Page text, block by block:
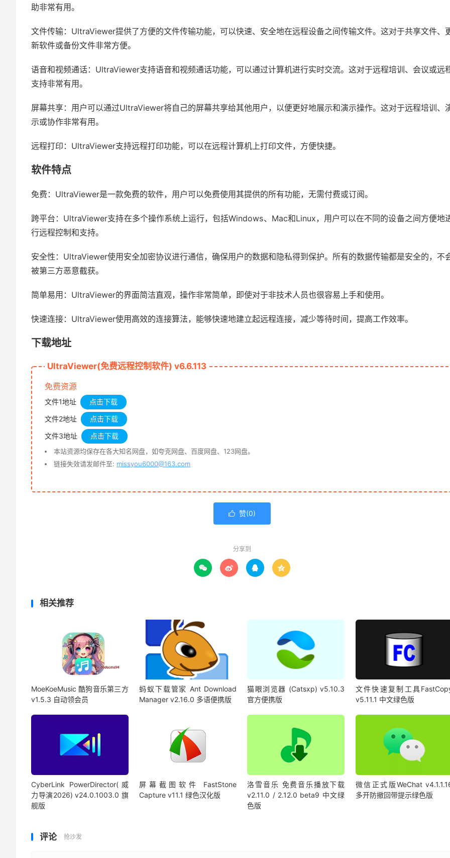
助非常有用。
文件传输：UltraViewer提供了方便的文件传输功能，可以快速、安全地在远程设备之间传输文件。这对于共享文件、
新软件或备份文件非常方便。
语音和视频通话：UltraViewer支持语音和视频通话功能，可以通过计算机进行实时交流。这对于远程培训、会议或远
支持非常有用。
屏幕共享：用户可以通过UltraViewer将自己的屏幕共享给其他用户，以便更好地展示和演示操作。这对于远程培训、
示或协作非常有用。
远程打印：UltraViewer支持远程打印功能，可以在远程计算机上打印文件，方便快捷。
软件特点
免费：UltraViewer是一款免费的软件，用户可以免费使用其提供的所有功能，无需付费或订阅。
跨平台：UltraViewer支持在多个操作系统上运行，包括Windows、Mac和Linux，用户可以在不同的设备之间方便地
行远程控制和支持。
安全性：UltraViewer使用安全加密协议进行通信，确保用户的数据和隐私得到保护。所有的数据传输都是安全的，不
被第三方恶意截获。
简单易用：UltraViewer的界面简洁直观，操作非常简单，即使对于非技术人员也很容易上手和使用。
快速连接：UltraViewer使用高效的连接算法，能够快速地建立起远程连接，减少等待时间，提高工作效率。
下载地址
UltraViewer(免费远程控制软件) v6.6.113
免费资源
文件1地址
点击下载
文件2地址
点击下载
文件3地址
点击下载
本站资源均保存在各大知名网盘，如夸克网盘、百度网盘、123网盘。
链接失效请发邮件至: missyou6000@163.com
 赞(0)
分享到
   
相关推荐
MoeKoeMusic 酷狗音乐第三方
v1.5.3 自动领会员
蚂蚁下载管家 Ant Download
Manager v2.16.0 多语便携版
猫眼浏览器 (Catsxp) v5.10.3
官方便携版
文件快速复制工具
v5.11.1 中文绿色版
CyberLink PowerDirector(威
力导演2026) v24.0.1003.0 旗
舰版
屏幕截图软件 FastStone
Capture v11.1 绿色汉化版
洛雪音乐 免费音乐播放下载
v2.11.0 / 2.12.0 beta9 中文绿
色版
微信正式版WeChat
多开防撤回带提示绿色版
评论 抢沙发